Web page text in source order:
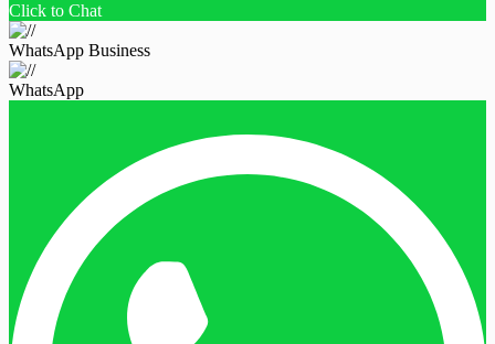
Click to Chat
WhatsApp Business
WhatsApp